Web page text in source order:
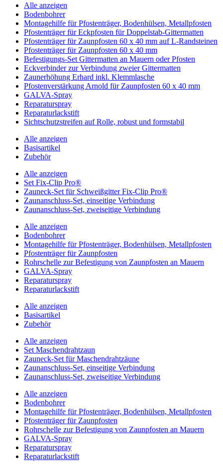
Alle anzeigen
Bodenbohrer
Montagehilfe für Pfostenträger, Bodenhülsen, Metallpfosten
Pfostenträger für Eckpfosten für Doppelstab-Gittermatten
Pfostenträger für Zaunpfosten 60 x 40 mm auf L-Randsteinen
Pfostenträger für Zaunpfosten 60 x 40 mm
Befestigungs-Set Gittermatten an Mauern oder Pfosten
Eckverbinder zur Verbindung zweier Gittermatten
Zaunerhöhung Erhard inkl. Klemmlasche
Pfostenverstärkung Arnold für Zaunpfosten 60 x 40 mm
GALVA-Spray
Reparaturspray
Reparaturlackstift
Sichtschutzstreifen auf Rolle, robust und formstabil
Alle anzeigen
Basisartikel
Zubehör
Alle anzeigen
Set Fix-Clip Pro®
Zauneck-Set für Schweißgitter Fix-Clip Pro®
Zaunanschluss-Set, einseitige Verbindung
Zaunanschluss-Set, zweiseitige Verbindung
Alle anzeigen
Bodenbohrer
Montagehilfe für Pfostenträger, Bodenhülsen, Metallpfosten
Pfostenträger für Zaunpfosten
Rohrschelle zur Befestigung von Zaunpfosten an Mauern
GALVA-Spray
Reparaturspray
Reparaturlackstift
Alle anzeigen
Basisartikel
Zubehör
Alle anzeigen
Set Maschendrahtzaun
Zauneck-Set für Maschendrahtzäune
Zaunanschluss-Set, einseitige Verbindung
Zaunanschluss-Set, zweiseitige Verbindung
Alle anzeigen
Bodenbohrer
Montagehilfe für Pfostenträger, Bodenhülsen, Metallpfosten
Pfostenträger für Zaunpfosten
Rohrschelle zur Befestigung von Zaunpfosten an Mauern
GALVA-Spray
Reparaturspray
Reparaturlackstift